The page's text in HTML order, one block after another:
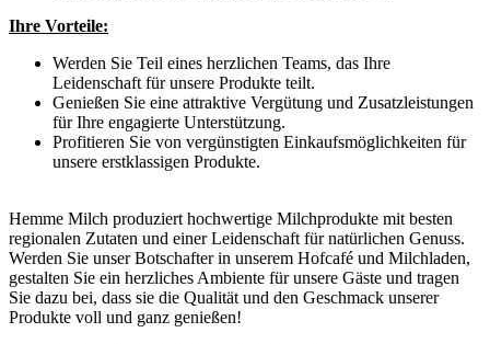
Ihre Vorteile:
Werden Sie Teil eines herzlichen Teams, das Ihre
Leidenschaft für unsere Produkte teilt.
Genießen Sie eine attraktive Vergütung und Zusatzleistungen
für Ihre engagierte Unterstützung.
Profitieren Sie von vergünstigten Einkaufsmöglichkeiten für
unsere erstklassigen Produkte.
Hemme Milch produziert hochwertige Milchprodukte mit besten
regionalen Zutaten und einer Leidenschaft für natürlichen Genuss.
Werden Sie unser Botschafter in unserem Hofcafé und Milchladen,
gestalten Sie ein herzliches Ambiente für unsere Gäste und tragen
Sie dazu bei, dass sie die Qualität und den Geschmack unserer
Produkte voll und ganz genießen!